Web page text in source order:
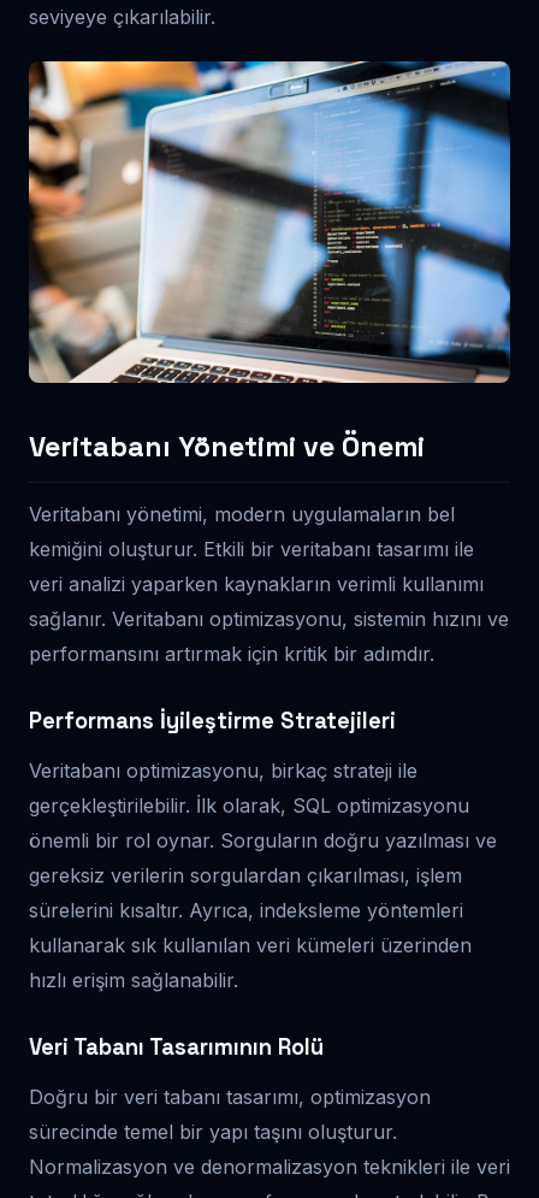
seviyeye çıkarılabilir.
Veritabanı Yönetimi ve Önemi
Veritabanı yönetimi, modern uygulamaların bel
kemiğini oluşturur. Etkili bir veritabanı tasarımı ile
veri analizi yaparken kaynakların verimli kullanımı
sağlanır. Veritabanı optimizasyonu, sistemin hızını ve
performansını artırmak için kritik bir adımdır.
Performans İyileştirme Stratejileri
Veritabanı optimizasyonu, birkaç strateji ile
gerçekleştirilebilir. İlk olarak, SQL optimizasyonu
önemli bir rol oynar. Sorguların doğru yazılması ve
gereksiz verilerin sorgulardan çıkarılması, işlem
sürelerini kısaltır. Ayrıca, indeksleme yöntemleri
kullanarak sık kullanılan veri kümeleri üzerinden
hızlı erişim sağlanabilir.
Veri Tabanı Tasarımının Rolü
Doğru bir veri tabanı tasarımı, optimizasyon
sürecinde temel bir yapı taşını oluşturur.
Normalizasyon ve denormalizasyon teknikleri ile veri